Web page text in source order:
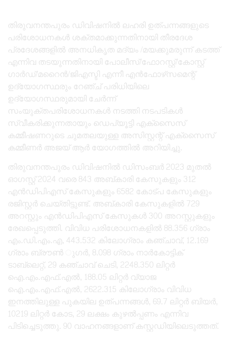
തിരുവനന്തപുരം ഡിവിഷനിൽ ലഹരി ഉത്പന്നങ്ങളുടെ
പരിശോധനകൾ ശക്തമാക്കുന്നതിനായി തീരദേശ
പ്രദേശങ്ങളിൽ അനധികൃത മദ്യം /മയക്കുമരുന്ന് കടത്ത്
എന്നിവ തടയുന്നതിനായി പോലീസ്/ഫോറസ്റ്റ്/കോസ്റ്റ്
ഗാർഡ്/മറൈൻ/ജിഎസ്ടി എന്നീ എൻഫോഴ്‌സമെന്റ്
ഉദ്യോഗസ്ഥരും റേഞ്ച് പരിധിയിലെ
ഉദ്യോഗസ്ഥരുമായി ചേർന്ന്
സംയുക്തപരിശോധനകൾ നടത്തി നടപടികൾ
സ്വീകരിക്കുന്നതായും ഡെപ്യൂട്ടി എക്‌സൈസ്
കമ്മീഷണറുടെ ചുമതലയുള്ള അസിസ്റ്റന്റ് എക്‌സൈസ്
കമ്മീണർ അജയ് ആർ യോഗത്തിൽ അറിയിച്ചു.
തിരുവനന്തപുരം ഡിവിഷനിൽ ഡിസംബർ 2023 മുതൽ
ഓഗസ്റ്റ് 2024 വരെ 843 അബ്കാരി കേസുകളും 312
എൻഡിപിഎസ് കേസുകളും 6582 കോട്പ കേസുകളും
രജിസ്റ്റർ ചെയ്തിട്ടുണ്ട്. അബ്കാരി കേസുകളിൽ 729
അറസ്റ്റും എൻഡിപിഎസ് കേസുകൾ 300 അറസ്റ്റുകളും
രേഖപ്പെടുത്തി. വിവിധ പരിശോധനകളിൽ 88.356 ഗ്രാം
എം.ഡി.എം.എ, 443.532 കിലോഗ്രാം കഞ്ചാവ്, 12.169
ഗ്രാം ബ്രൗൺ ുഗർ, 8.098 ഗ്രാം നാർകോട്ടിക്
ടാബ്‌ലെറ്റ്, 29 കഞ്ചാവ് ചെടി, 2248.350 ലിറ്റർ
ഐ.എം.എഫ്.എൽ, 188.05 ലിറ്റർ വ്യാജ
ഐ.എം.എഫ്.എൽ, 2622.315 കിലോഗ്രാം വിവിധ
ഇനത്തിലുള്ള പുകയില ഉത്പന്നങ്ങൾ, 69.7 ലിറ്റർ ബിയർ,
10219 ലിറ്റർ കോട, 29 ലക്ഷം കുഴൽപ്പണം എന്നിവ
പിടിച്ചെടുത്തു. 90 വാഹനങ്ങളാണ് കസ്റ്റഡിയിലെടുത്തത്.